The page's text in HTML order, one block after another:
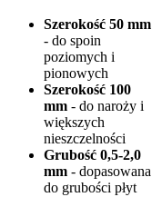
Szerokość 50 mm
- do spoin
poziomych i
pionowych
Szerokość 100
mm - do naroży i
większych
nieszczelności
Grubość 0,5-2,0
mm - dopasowana
do grubości płyt